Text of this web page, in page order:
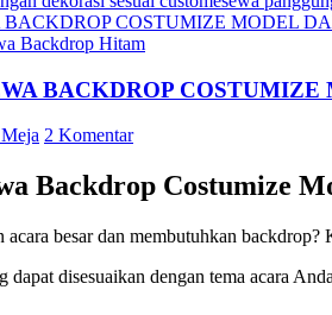
Backdrop Hitam
BACKDROP
2 Komentar
Backdrop Costumize
besar dan membutuhkan
dapat disesuaikan dengan tema acara